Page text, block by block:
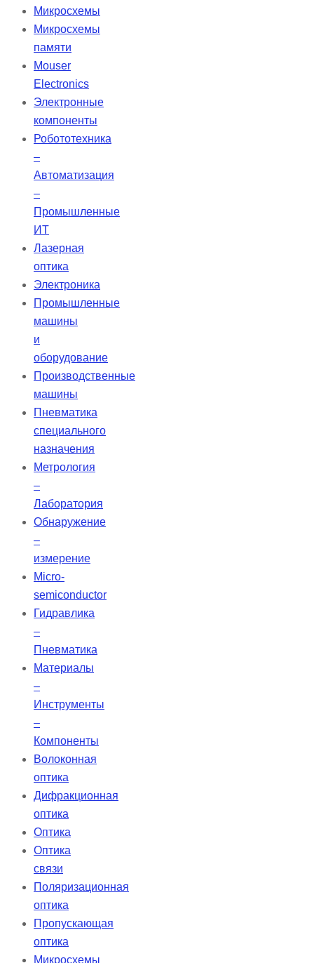
высокую чистоту мод и низкую
больших расстояниях.
Микросхемы
Микросхемы
памяти
Mouser
Electronics
Электронные
компоненты
Робототехника
–
Автоматизация
–
Промышленные
ИТ
Лазерная
оптика
Электроника
Промышленные
машины
и
оборудование
Производственные
машины
Пневматика
специального
назначения
Метрология
–
Лаборатория
Обнаружение
–
измерение
Micro-
semiconductor
Гидравлика
–
Пневматика
Материалы
–
Инструменты
–
Компоненты
Волоконная
оптика
Дифракционная
оптика
Оптика
Оптика
связи
Поляризационная
оптика
Пропускающая
оптика
Микросхемы